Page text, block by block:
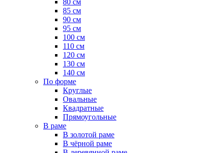
80 см
85 см
90 см
95 см
100 см
110 см
120 см
130 см
140 см
По форме
Круглые
Овальные
Квадратные
Прямоугольные
В раме
В золотой раме
В чёрной раме